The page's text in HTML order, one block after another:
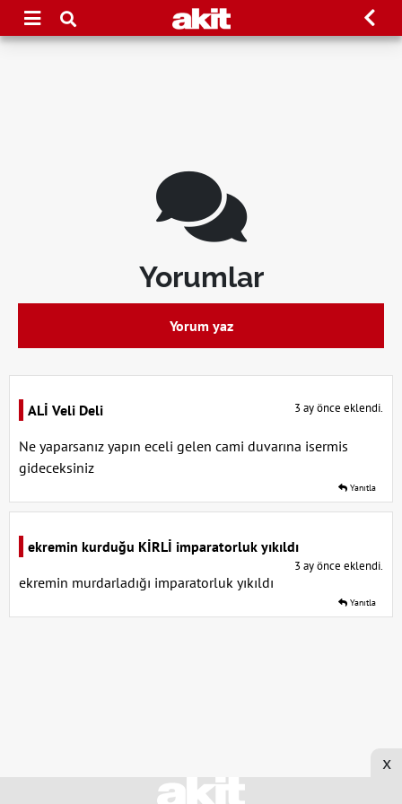
Yorumlar
Yorum yaz
ALİ Veli Deli 3 ay önce eklendi.
Ne yaparsanız yapın eceli gelen cami duvarına isermis
gideceksiniz
Yanıtla
ekremin kurduğu KİRLİ imparatorluk yıkıldı
3 ay önce eklendi.
ekremin murdarladığı imparatorluk yıkıldı
Yanıtla
x